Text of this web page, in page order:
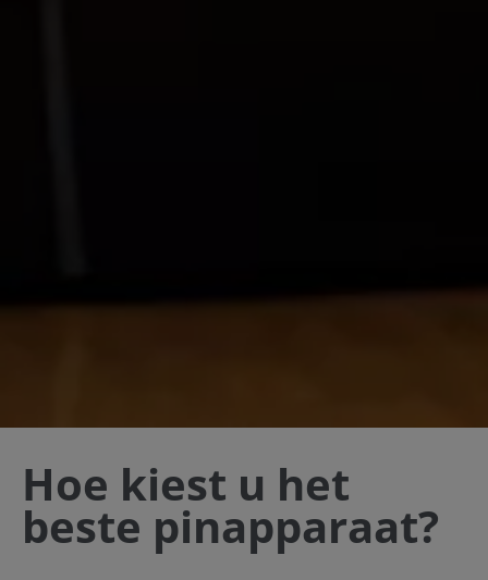
Hoe kiest u het
beste pinapparaat?